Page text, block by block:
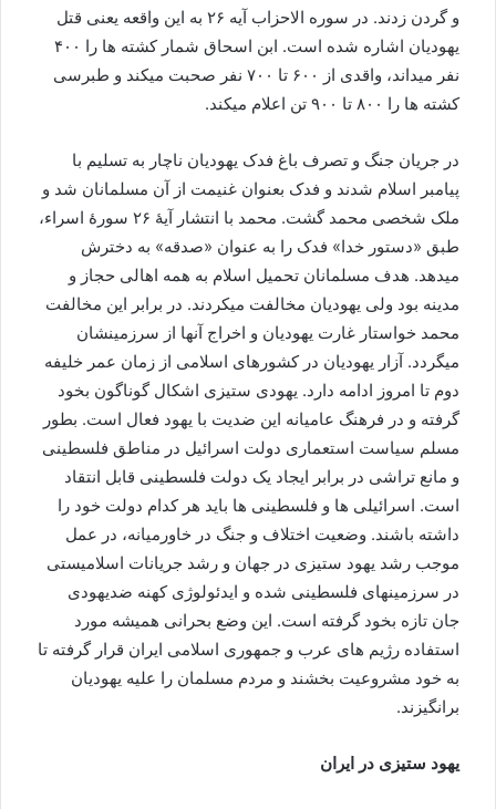
و گردن زدند. در سوره الاحزاب آیه ۲۶ به این واقعه یعنی قتل
یهودیان اشاره شده است. ابن اسحاق شمار کشته ها را ۴۰۰
نفر میداند، واقدی از ۶۰۰ تا ۷۰۰ نفر صحبت میکند و طبرسی
کشته ها را ۸۰۰ تا ۹۰۰ تن اعلام میکند.
در جریان جنگ و تصرف باغ فدک یهودیان ناچار به تسلیم با
پیامبر اسلام شدند و فدک بعنوان غنیمت از آن مسلمانان شد و
ملک شخصی محمد گشت. محمد با انتشار آیهٔ ۲۶ سورهٔ اسراء،
طبق «دستور خدا» فدک را به عنوان «صدقه» به دخترش
میدهد. هدف مسلمانان تحمیل اسلام به همه اهالی حجاز و
مدینه بود ولی یهودیان مخالفت میکردند. در برابر این مخالفت
محمد خواستار غارت یهودیان و اخراج آنها از سرزمینشان
میگردد. آزار یهودیان در کشورهای اسلامی از زمان عمر خلیفه
دوم تا امروز ادامه دارد. یهودی ستیزی اشکال گوناگون بخود
گرفته و در فرهنگ عامیانه این ضدیت با یهود فعال است. بطور
مسلم سیاست استعماری دولت اسرائیل در مناطق فلسطینی
و مانع تراشی در برابر ایجاد یک دولت فلسطینی قابل انتقاد
است. اسرائیلی ها و فلسطینی ها باید هر کدام دولت خود را
داشته باشند. وضعیت اختلاف و جنگ در خاورمیانه، در عمل
موجب رشد یهود ستیزی در جهان و رشد جریانات اسلامیستی
در سرزمینهای فلسطینی شده و ایدئولوژی کهنه ضدیهودی
جان تازه بخود گرفته است. این وضع بحرانی همیشه مورد
استفاده رژیم های عرب و جمهوری اسلامی ایران قرار گرفته تا
به خود مشروعیت بخشند و مردم مسلمان را علیه یهودیان
برانگیزند.
یهود ستیزی در ایران